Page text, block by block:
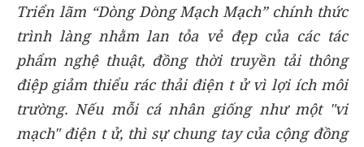
Triển lãm “Dòng Dòng Mạch Mạch” chính thức
trình làng nhằm lan tỏa vẻ đẹp của các tác
phẩm nghệ thuật, đồng thời truyền tải thông
điệp giảm thiểu rác thải điện t ử vì lợi ích môi
trường. Nếu mỗi cá nhân giống như một "vi
mạch" điện t ử, thì sự chung tay của cộng đồng